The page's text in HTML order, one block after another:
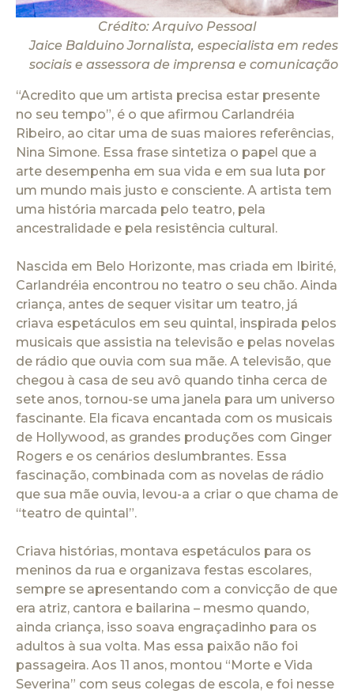
Crédito: Arquivo Pessoal
Jaice Balduino Jornalista, especialista em redes
sociais e assessora de imprensa e comunicação
“Acredito que um artista precisa estar presente
no seu tempo”, é o que afirmou Carlandréia
Ribeiro, ao citar uma de suas maiores referências,
Nina Simone. Essa frase sintetiza o papel que a
arte desempenha em sua vida e em sua luta por
um mundo mais justo e consciente. A artista tem
uma história marcada pelo teatro, pela
ancestralidade e pela resistência cultural.
Nascida em Belo Horizonte, mas criada em Ibirité,
Carlandréia encontrou no teatro o seu chão. Ainda
criança, antes de sequer visitar um teatro, já
criava espetáculos em seu quintal, inspirada pelos
musicais que assistia na televisão e pelas novelas
de rádio que ouvia com sua mãe. A televisão, que
chegou à casa de seu avô quando tinha cerca de
sete anos, tornou-se uma janela para um universo
fascinante. Ela ficava encantada com os musicais
de Hollywood, as grandes produções com Ginger
Rogers e os cenários deslumbrantes. Essa
fascinação, combinada com as novelas de rádio
que sua mãe ouvia, levou-a a criar o que chama de
“teatro de quintal”.
Criava histórias, montava espetáculos para os
meninos da rua e organizava festas escolares,
sempre se apresentando com a convicção de que
era atriz, cantora e bailarina – mesmo quando,
ainda criança, isso soava engraçadinho para os
adultos à sua volta. Mas essa paixão não foi
passageira. Aos 11 anos, montou “Morte e Vida
Severina” com seus colegas de escola, e foi nesse